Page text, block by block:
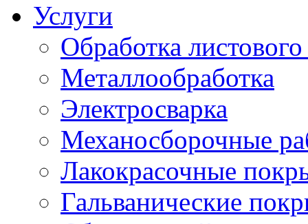
Услуги
Обработка
Металлообработка
Электросварка
Механосборочные
Лакокрасочные
Гальванические